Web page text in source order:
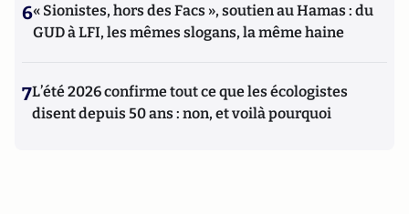
6« Sionistes, hors des Facs », soutien au Hamas : du
GUD à LFI, les mêmes slogans, la même haine
7L’été 2026 confirme tout ce que les écologistes
disent depuis 50 ans : non, et voilà pourquoi